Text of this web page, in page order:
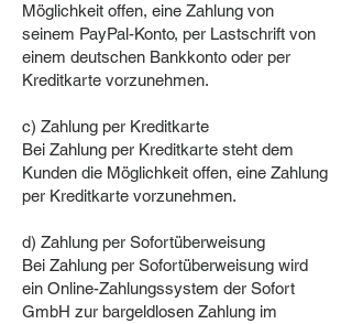
Möglichkeit offen, eine Zahlung von
seinem PayPal-Konto, per Lastschrift von
einem deutschen Bankkonto oder per
Kreditkarte vorzunehmen.
c) Zahlung per Kreditkarte
Bei Zahlung per Kreditkarte steht dem
Kunden die Möglichkeit offen, eine Zahlung
per Kreditkarte vorzunehmen.
d) Zahlung per Sofortüberweisung
Bei Zahlung per Sofortüberweisung wird
ein Online-Zahlungssystem der Sofort
GmbH zur bargeldlosen Zahlung im